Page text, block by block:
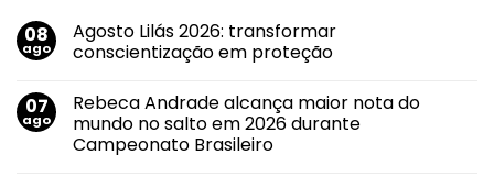
08
ago
Agosto Lilás 2026: transformar
conscientização em proteção
em
Agosto
Lilás
2026:
transformar
07
ago
Rebeca Andrade alcança maior nota do
mundo no salto em 2026 durante
Campeonato Brasileiro